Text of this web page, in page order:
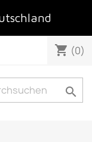
shopping_cart (0)
